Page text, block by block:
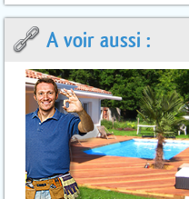
A voir aussi :